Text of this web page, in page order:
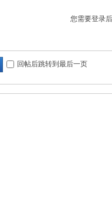
您需要登录
回帖后跳转到最后一页